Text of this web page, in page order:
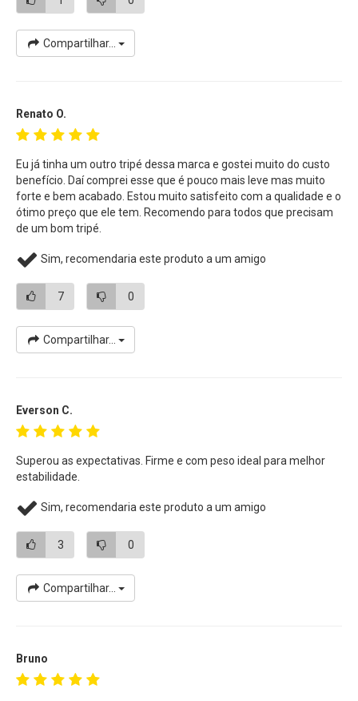
separadamente
Compartilhar...
Renato O.
Eu já tinha um outro tripé dessa marca e gostei muito do custo
benefício. Daí comprei esse que é pouco mais leve mas muito
forte e bem acabado. Estou muito satisfeito com a qualidade e o
ótimo preço que ele tem. Recomendo para todos que precisam
de um bom tripé.
Sim, recomendaria este produto a um amigo
7 0
Compartilhar...
Everson C.
Superou as expectativas. Firme e com peso ideal para melhor
estabilidade.
Sim, recomendaria este produto a um amigo
3 0
Compartilhar...
Bruno